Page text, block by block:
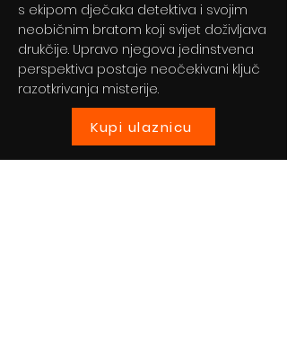
s ekipom dječaka detektiva i svojim
neobičnim bratom koji svijet doživljava
drukčije. Upravo njegova jedinstvena
perspektiva postaje neočekivani ključ
razotkrivanja misterije.
Kupi ulaznicu